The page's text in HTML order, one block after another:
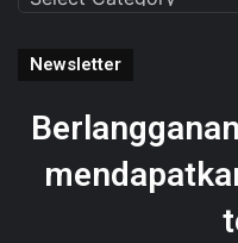
Newsletter